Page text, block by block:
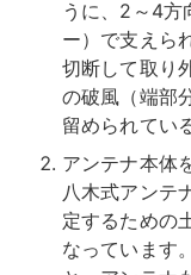
BS/CSアンテ
ットで固定さ
り外します。
同軸ケーブル
BS/CSアンテ
合もあります
のケーブル）
チで切断しま
支柱や固定金